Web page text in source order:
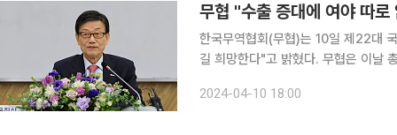
무협 "수출 증대에 여야 따
한국무역협회(무협)는 10일 제22대
길 희망한다"고 밝혔다. 무협은 이날 총선 관련 논평을 내고 "수출이 대한민국의 경제 성장을 견인해
화합의 협치로 우리 수출의 경쟁력을
2024-04-10 18:00